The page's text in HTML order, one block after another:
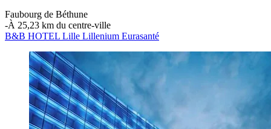
Faubourg de Béthune
‐À 25,23 km du centre-ville
B&B HOTEL Lille Lillenium Eurasanté